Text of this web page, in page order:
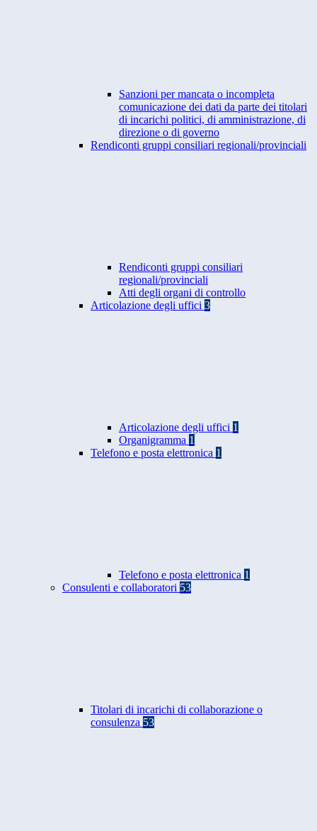
Sanzioni per mancata o incompleta
comunicazione dei dati da parte dei titolari
di incarichi politici, di amministrazione, di
direzione o di governo
Rendiconti gruppi consiliari regionali/provinciali
Rendiconti gruppi consiliari
regionali/provinciali
Atti degli organi di controllo
Articolazione degli uffici 3
Articolazione degli uffici 1
Organigramma 1
Telefono e posta elettronica 1
Telefono e posta elettronica 1
Consulenti e collaboratori 53
Titolari di incarichi di collaborazione o
consulenza 53